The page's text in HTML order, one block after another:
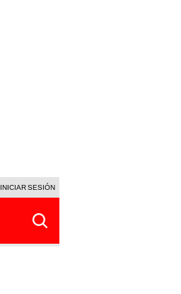
LA BELLA LUZ
INICIAR SESIÓN